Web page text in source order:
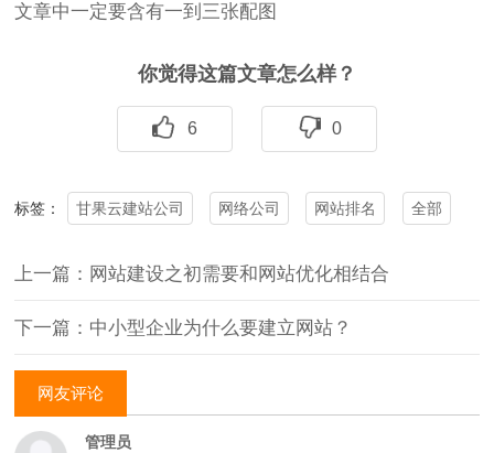
文章中一定要含有一到三张配图
你觉得这篇文章怎么样？
6 0
标签： 甘果云建站公司 网络公司 网站排名 全部
上一篇：网站建设之初需要和网站优化相结合
下一篇：中小型企业为什么要建立网站？
网友评论
管理员